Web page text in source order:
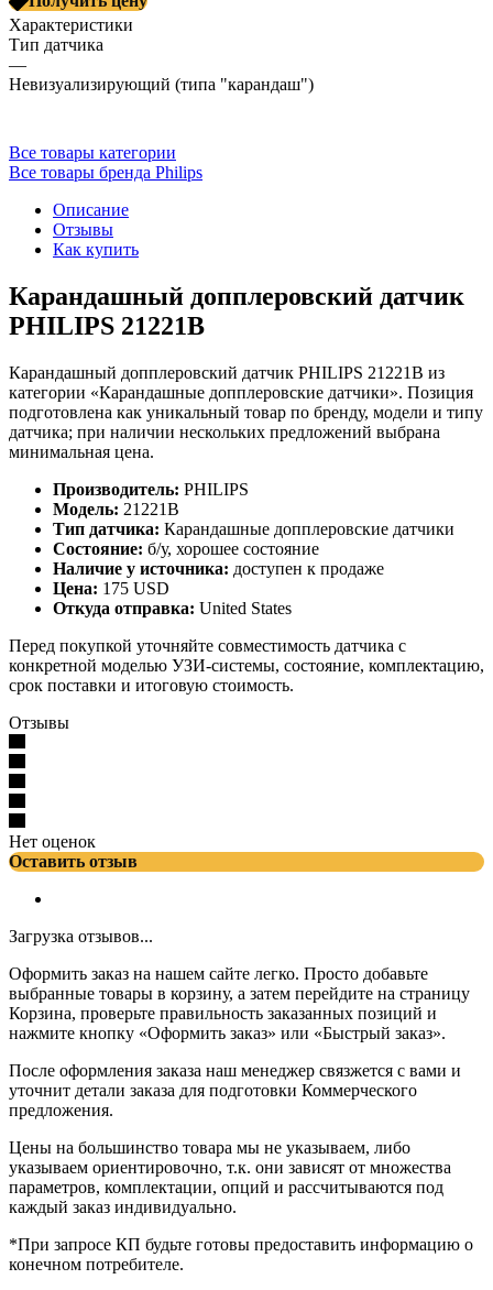
Характеристики
Тип датчика
—
Невизуализирующий (типа "карандаш")
Все товары категории
Все товары бренда Philips
Описание
Отзывы
Как купить
Карандашный допплеровский датчик
PHILIPS 21221B
Карандашный допплеровский датчик PHILIPS 21221B из
категории «Карандашные допплеровские датчики». Позиция
подготовлена как уникальный товар по бренду, модели и типу
датчика; при наличии нескольких предложений выбрана
минимальная цена.
Производитель: PHILIPS
Модель: 21221B
Тип датчика: Карандашные допплеровские датчики
Состояние: б/у, хорошее состояние
Наличие у источника: доступен к продаже
Цена: 175 USD
Откуда отправка: United States
Перед покупкой уточняйте совместимость датчика с
конкретной моделью УЗИ-системы, состояние, комплектацию,
срок поставки и итоговую стоимость.
Отзывы
Нет оценок
Оставить отзыв
Загрузка отзывов...
Оформить заказ на нашем сайте легко. Просто добавьте
выбранные товары в корзину, а затем перейдите на страницу
Корзина, проверьте правильность заказанных позиций и
нажмите кнопку «Оформить заказ» или «Быстрый заказ».
После оформления заказа наш менеджер связжется с вами и
уточнит детали заказа для подготовки Коммерческого
предложения.
Цены на большинство товара мы не указываем, либо
указываем ориентировочно, т.к. они зависят от множества
параметров, комплектации, опций и рассчитываются под
каждый заказ индивидуально.
*При запросе КП будьте готовы предоставить информацию о
конечном потребителе.